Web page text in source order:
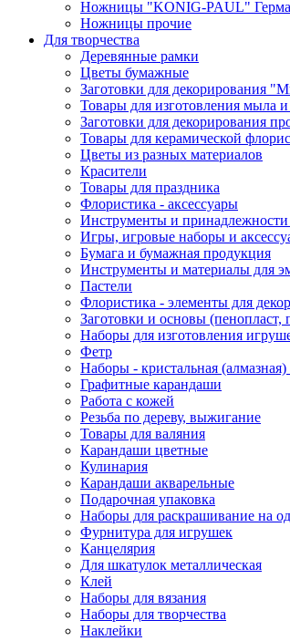
Ножницы "KONIG-PAUL"
Ножницы прочие
Для творчества
Деревянные рамки
Цветы бумажные
Заготовки для декорирования
Товары для изготовления мыла и
Заготовки для декорирования
Товары для керамической
Цветы из разных материалов
Красители
Товары для праздника
Флористика - аксессуары
Инструменты и принадлежности
Игры, игровые наборы и
Бумага и бумажная продукция
Инструменты и материалы для
Пастели
Флористика - элементы для
Заготовки и основы (пенопласт,
Наборы для изготовления
Фетр
Наборы - кристальная (алмазная)
Графитные карандаши
Работа с кожей
Резьба по дереву, выжигание
Товары для валяния
Карандаши цветные
Кулинария
Карандаши акварельные
Подарочная упаковка
Наборы для раскрашивание на
Фурнитура для игрушек
Канцелярия
Для шкатулок металлическая
Клей
Наборы для вязания
Наборы для творчества
Наклейки